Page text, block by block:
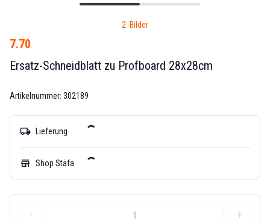
2 Bilder
7.70
Ersatz-Schneidblatt zu Profboard 28x28cm
Artikelnummer: 302189
local_shipping Lieferung
store Shop Stäfa
- +